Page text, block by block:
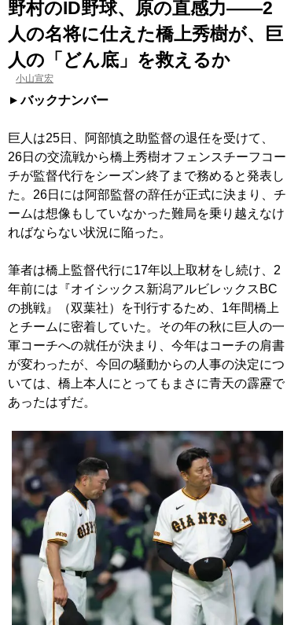
野村のID野球、原の直感力——2
人の名将に仕えた橋上秀樹が、巨
人の「どん底」を救えるか
小山宣宏
バックナンバー
巨人は25日、阿部慎之助監督の退任を受けて、
26日の交流戦から橋上秀樹オフェンスチーフコー
チが監督代行をシーズン終了まで務めると発表し
た。26日には阿部監督の辞任が正式に決まり、チ
ームは想像もしていなかった難局を乗り越えなけ
ればならない状況に陥った。
筆者は橋上監督代行に17年以上取材をし続け、2
年前には『オイシックス新潟アルビレックスBC
の挑戦』（双葉社）を刊行するため、1年間橋上
とチームに密着していた。その年の秋に巨人の一
軍コーチへの就任が決まり、今年はコーチの肩書
が変わったが、今回の騒動からの人事の決定につ
いては、橋上本人にとってもまさに青天の霹靂で
あったはずだ。